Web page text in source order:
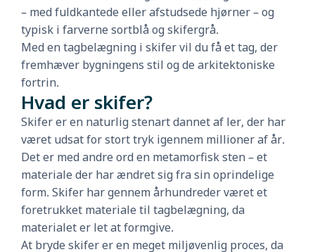
– med fuldkantede eller afstudsede hjørner – og
typisk i farverne sortblå og skifergrå.
Med en tagbelægning i skifer vil du få et tag, der
fremhæver bygningens stil og de arkitektoniske
fortrin.
Hvad er skifer?
Skifer er en naturlig stenart dannet af ler, der har
været udsat for stort tryk igennem millioner af år.
Det er med andre ord en metamorfisk sten – et
materiale der har ændret sig fra sin oprindelige
form. Skifer har gennem århundreder været et
foretrukket materiale til tagbelægning, da
materialet er let at formgive.
At bryde skifer er en meget miljøvenlig proces, da